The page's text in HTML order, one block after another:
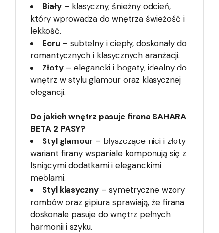
Biały – klasyczny, śnieżny odcień,
który wprowadza do wnętrza świeżość i
lekkość.
Ecru – subtelny i ciepły, doskonały do
romantycznych i klasycznych aranżacji.
Złoty – elegancki i bogaty, idealny do
wnętrz w stylu glamour oraz klasycznej
elegancji.
Do jakich wnętrz pasuje firana SAHARA
BETA 2 PASY?
Styl glamour – błyszczące nici i złoty
wariant firany wspaniale komponują się z
lśniącymi dodatkami i eleganckimi
meblami.
Styl klasyczny – symetryczne wzory
rombów oraz gipiura sprawiają, że firana
doskonale pasuje do wnętrz pełnych
harmonii i szyku.